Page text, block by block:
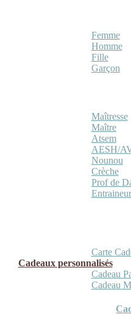
Femme
Homme
Fille
Garçon
Maîtresse
Maître
Atsem
AESH/
Nounou
Crèche
Prof de
Carte
Cadeaux personnalisés
Cadeau
Cadeau